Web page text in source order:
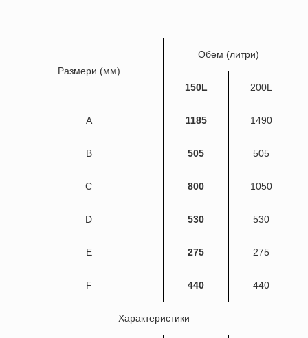
Размери (мм)
Обем (литри)
150L 200L
A 1185 1490
B 505 505
C 800 1050
D 530 530
E 275 275
F 440 440
Характеристики